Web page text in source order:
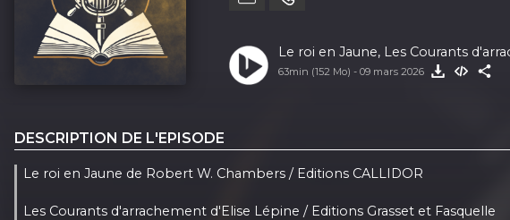
Le roi en Jaune, Les Courants
63min (152 Mo) - 09 mars 2026
DESCRIPTION DE L'EPISODE
Le roi en Jaune de Robert W. Chambers / Editions CALLIDOR
Les Courants d'arrachement d'Elise Lépine / Editions Grasset et Fasquelle